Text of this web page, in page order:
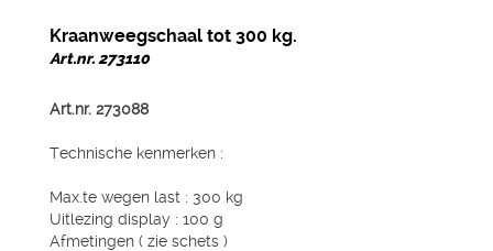
Kraanweegschaal tot 300 kg.
Art.nr. 273110
Art.nr. 273088
Technische kenmerken :
Max.te wegen last : 300 kg
Uitlezing display : 100 g
Afmetingen ( zie schets )